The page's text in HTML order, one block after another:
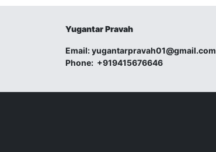
Yugantar Pravah
Email:yugantarpravah01@gmail.com
Phone: +919415676646